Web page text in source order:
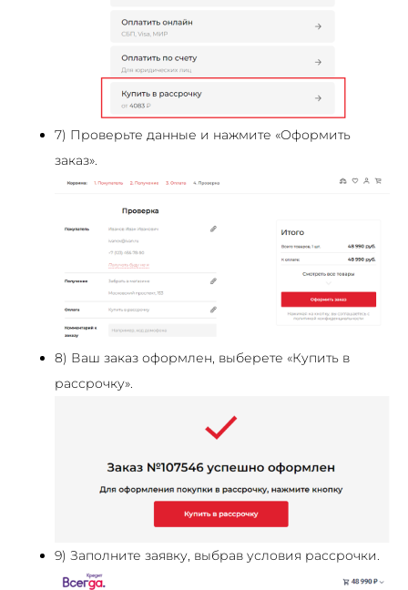
7) Проверьте данные и нажмите «Оформить
заказ».
8) Ваш заказ оформлен, выберете «Купить в
рассрочку».
9) Заполните заявку, выбрав условия рассрочки.